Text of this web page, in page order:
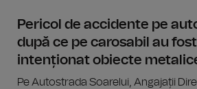
Pericol de accidente pe
după ce pe carosabil au
intenționat obiecte
Pe Autostrada Soarelui, Angajații